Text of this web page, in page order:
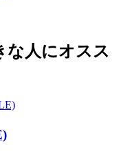
な人にオスス